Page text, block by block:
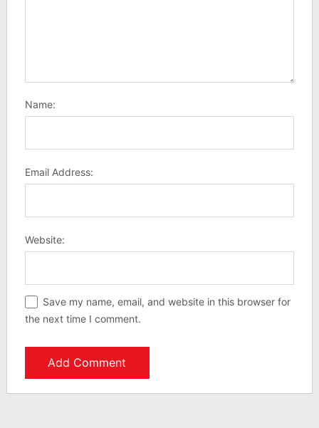
Name:
Email Address:
Website:
Save my name, email, and website in this browser for
the next time I comment.